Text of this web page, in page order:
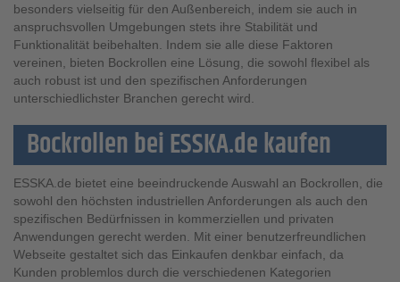
besonders vielseitig für den Außenbereich, indem sie auch in
anspruchsvollen Umgebungen stets ihre Stabilität und
Funktionalität beibehalten. Indem sie alle diese Faktoren
vereinen, bieten Bockrollen eine Lösung, die sowohl flexibel als
auch robust ist und den spezifischen Anforderungen
unterschiedlichster Branchen gerecht wird.
Bockrollen bei ESSKA.de kaufen
ESSKA.de bietet eine beeindruckende Auswahl an Bockrollen, die
sowohl den höchsten industriellen Anforderungen als auch den
spezifischen Bedürfnissen in kommerziellen und privaten
Anwendungen gerecht werden. Mit einer benutzerfreundlichen
Webseite gestaltet sich das Einkaufen denkbar einfach, da
Kunden problemlos durch die verschiedenen Kategorien